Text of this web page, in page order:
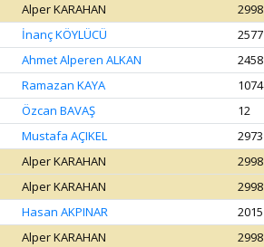
Alper KARAHAN 2998
İnanç KÖYLÜCÜ 2577
Ahmet Alperen ALKAN 2458
Ramazan KAYA 1074
Özcan BAVAŞ 12
Mustafa AÇIKEL 2973
Alper KARAHAN 2998
Alper KARAHAN 2998
Hasan AKPINAR 2015
Alper KARAHAN 2998